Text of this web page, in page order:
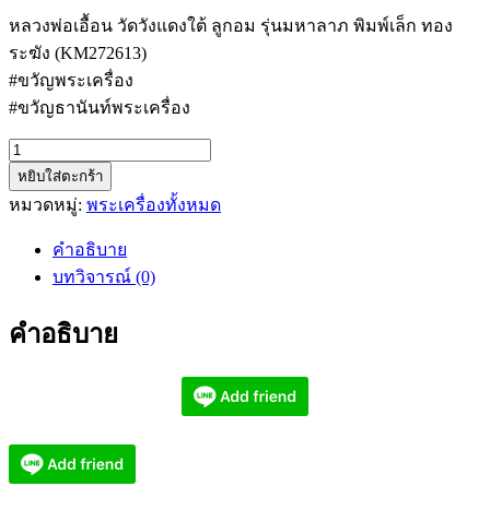
หลวงพ่อเอื้อน วัดวังแดงใต้ ลูกอม รุ่นมหาลาภ พิมพ์เล็ก ทอง
ระฆัง (KM272613)
#ขวัญพระเครื่อง
#ขวัญธานันท์พระเครื่อง
จำนวน
หลวง
พ่อ
ใต้
พิมพ์
เล็ก
หยิบใส่ตะกร้า
หมวดหมู่: พระเครื่องทั้งหมด
คำอธิบาย
บทวิจารณ์ (0)
คำอธิบาย